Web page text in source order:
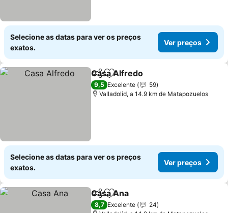
Selecione as datas para ver os preços
exatos.
Ver preços
PartilharAdicionar aos favoritos
Casa Alfredo
9,5 Excelente
59
Valladolid, a 14.9 km de Matapozuelos
Selecione as datas para ver os preços
exatos.
Ver preços
PartilharAdicionar aos favoritos
Casa Ana
8,7 Excelente
24